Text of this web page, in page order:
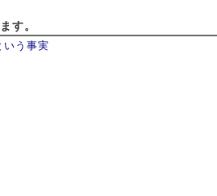
す。
いう事実